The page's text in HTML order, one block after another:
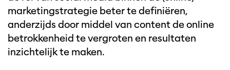
marketingstrategie beter te definiëren,
anderzijds door middel van content de online
betrokkenheid te vergroten en resultaten
inzichtelijk te maken.